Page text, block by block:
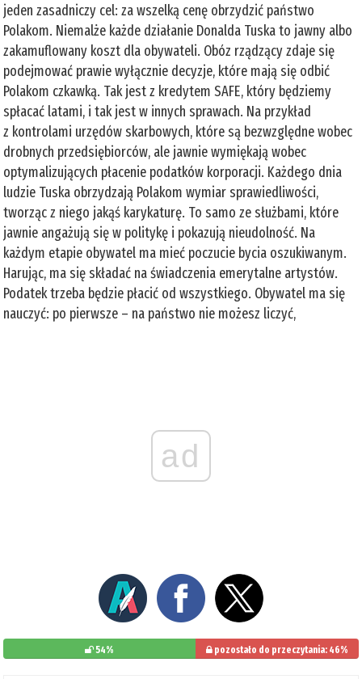
jeden zasadniczy cel: za wszelką cenę obrzydzić państwo
Polakom. Niemalże każde działanie Donalda Tuska to jawny albo
zakamuflowany koszt dla obywateli. Obóz rządzący zdaje się
podejmować prawie wyłącznie decyzje, które mają się odbić
Polakom czkawką. Tak jest z kredytem SAFE, który będziemy
spłacać latami, i tak jest w innych sprawach. Na przykład
z kontrolami urzędów skarbowych, które są bezwzględne wobec
drobnych przedsiębiorców, ale jawnie wymiękają wobec
optymalizujących płacenie podatków korporacji. Każdego dnia
ludzie Tuska obrzydzają Polakom wymiar sprawiedliwości,
tworząc z niego jakąś karykaturę. To samo ze służbami, które
jawnie angażują się w politykę i pokazują nieudolność. Na
każdym etapie obywatel ma mieć poczucie bycia oszukiwanym.
Harując, ma się składać na świadczenia emerytalne artystów.
Podatek trzeba będzie płacić od wszystkiego. Obywatel ma się
nauczyć: po pierwsze – na państwo nie możesz liczyć,
ad
54% pozostało do przeczytania: 46%